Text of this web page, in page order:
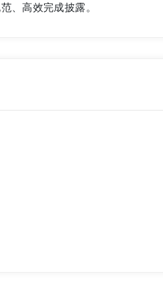
、高效完成披露。